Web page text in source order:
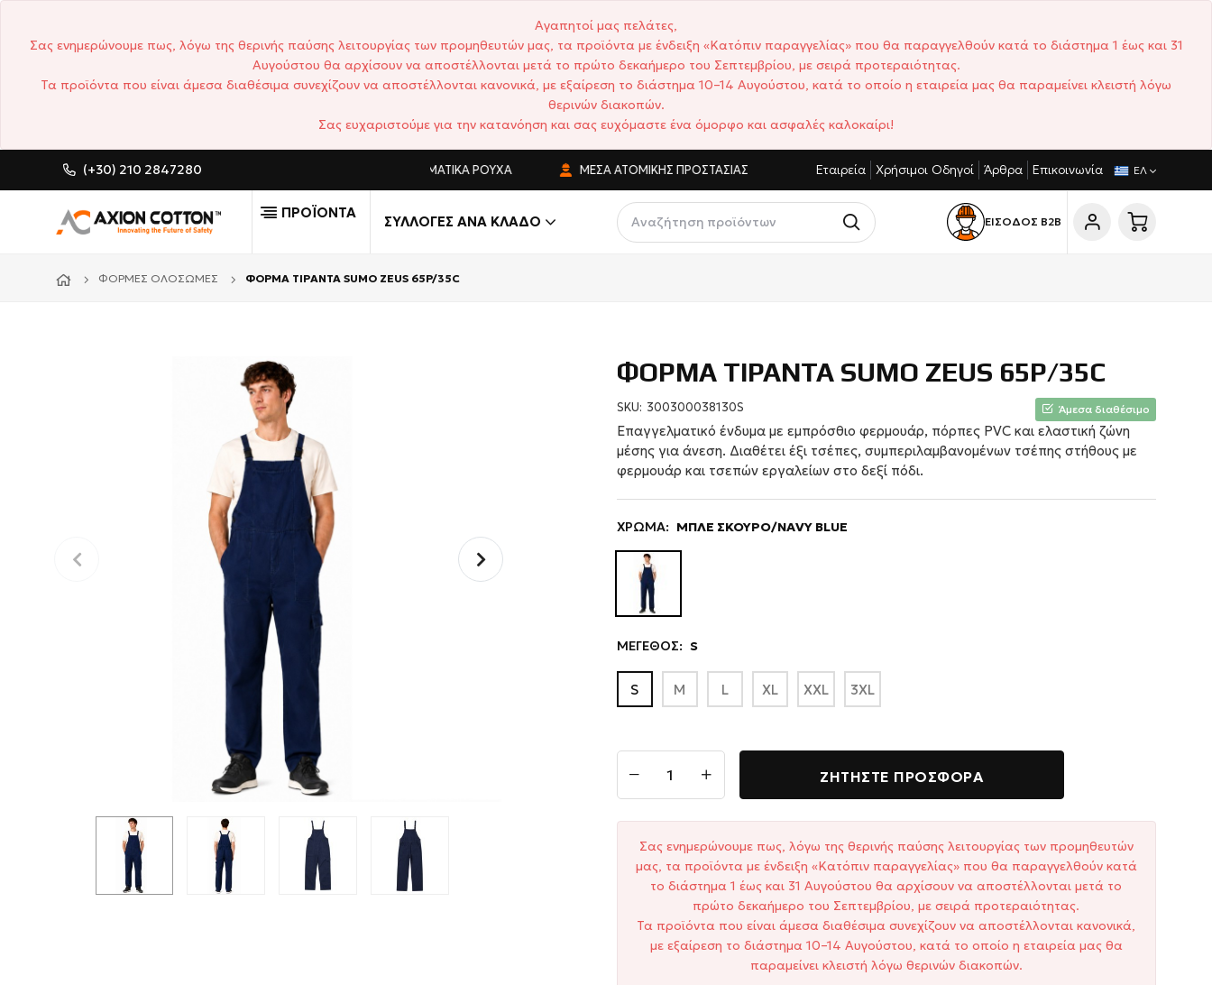
Αγαπητοί μας πελάτες,
Σας ενημερώνουμε πως, λόγω της θερινής παύσης λειτουργίας των προμηθευτών μας, τα προϊόντα με ένδειξη «Κατόπιν παραγγελίας» που θα παραγγελθούν κατά το διάστημα 1 έως και 31
Αυγούστου θα αρχίσουν να αποστέλλονται μετά το πρώτο δεκαήμερο του Σεπτεμβρίου, με σειρά προτεραιότητας.
Τα προϊόντα που είναι άμεσα διαθέσιμα συνεχίζουν να αποστέλλονται κανονικά, με εξαίρεση το διάστημα 10–14 Αυγούστου, κατά το οποίο η εταιρεία μας θα παραμείνει κλειστή λόγω
θερινών διακοπών.
Σας ευχαριστούμε για την κατανόηση και σας ευχόμαστε ένα όμορφο και ασφαλές καλοκαίρι!
(+30) 210 2847280 CUSTOM MADE ΕΠΑΓΓΕΛΜΑΤΙΚΆ ΡΟΎΧΑ ΜΈΣΑ ΑΤΟΜΙΚΉΣ ΠΡΟΣΤΑΣΊΑΣ ΑΝΤΑΓΩΝΙΣΤΙΚΈΣ ΤΙΜΈΣ ΣΎΝΤΟΜΟΙ ΧΡΌΝΟΙ ΠΑΡΆΔΟΣΗΣ
Εταιρεία Χρήσιμοι Οδηγοί Άρθρα Επικοινωνία ΕΛ
ΠΡΟΪΟΝΤΑ
ΣΥΛΛΟΓΈΣ ΑΝΆ ΚΛΆΔΟ ΕΙΣΟΔΟΣ Β2Β
ΦΌΡΜΕΣ ΟΛΌΣΩΜΕΣ ΦΟΡΜΑ ΤΙΡΑΝΤΑ SUMO ZEUS 65P/35C
ΦΟΡΜΑ ΤΙΡΑΝΤΑ SUMO ZEUS 65P/35C
SKU: 300300038130S Άμεσα διαθέσιμο
Επαγγελματικό ένδυμα με εμπρόσθιο φερμουάρ, πόρπες PVC και ελαστική ζώνη
μέσης για άνεση. Διαθέτει έξι τσέπες, συμπεριλαμβανομένων τσέπης στήθους με
φερμουάρ και τσεπών εργαλείων στο δεξί πόδι.
ΧΡΩΜΑ: ΜΠΛΕ ΣΚΟΥΡΟ/NAVY BLUE
ΜΕΓΕΘΟΣ: S
S M L XL XXL 3XL
ΖΗΤΉΣΤΕ ΠΡΟΣΦΟΡΆ
Σας ενημερώνουμε πως, λόγω της θερινής παύσης λειτουργίας των προμηθευτών
μας, τα προϊόντα με ένδειξη «Κατόπιν παραγγελίας» που θα παραγγελθούν κατά
το διάστημα 1 έως και 31 Αυγούστου θα αρχίσουν να αποστέλλονται μετά το
πρώτο δεκαήμερο του Σεπτεμβρίου, με σειρά προτεραιότητας.
Τα προϊόντα που είναι άμεσα διαθέσιμα συνεχίζουν να αποστέλλονται κανονικά,
με εξαίρεση το διάστημα 10–14 Αυγούστου, κατά το οποίο η εταιρεία μας θα
παραμείνει κλειστή λόγω θερινών διακοπών.